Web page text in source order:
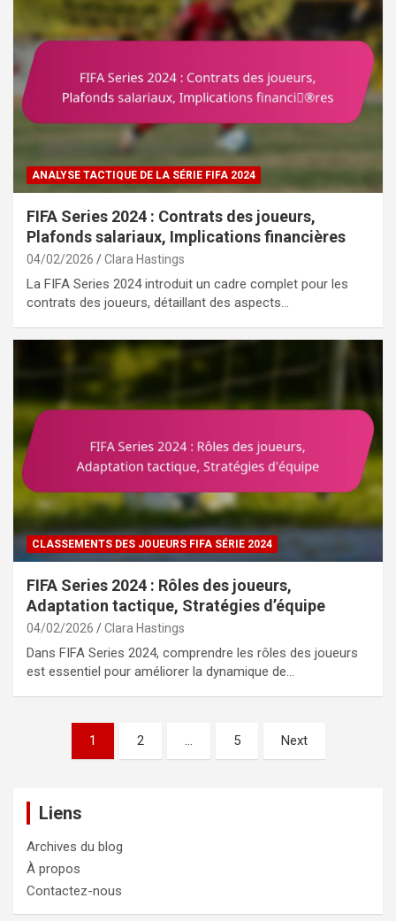
ANALYSE TACTIQUE DE LA SÉRIE FIFA 2024
FIFA Series 2024 : Contrats des joueurs,
Plafonds salariaux, Implications financières
04/02/2026 Clara Hastings
La FIFA Series 2024 introduit un cadre complet pour les
contrats des joueurs, détaillant des aspects…
CLASSEMENTS DES JOUEURS FIFA SÉRIE 2024
FIFA Series 2024 : Rôles des joueurs,
Adaptation tactique, Stratégies d’équipe
04/02/2026 Clara Hastings
Dans FIFA Series 2024, comprendre les rôles des joueurs
est essentiel pour améliorer la dynamique de…
pagination
1 2 … 5 Next
Liens
Archives du blog
À propos
Contactez-nous